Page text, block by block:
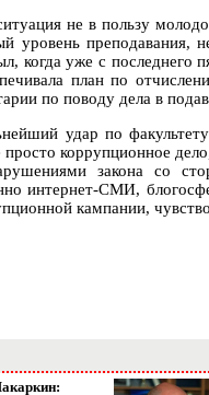
не в пользу
уровень преподавания,
когда уже с последнего
план по
по поводу дела в
удар по
просто коррупционное
закона со
интернет-СМИ,
кампании,